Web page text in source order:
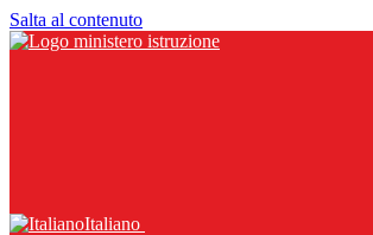
Salta al contenuto
Italiano